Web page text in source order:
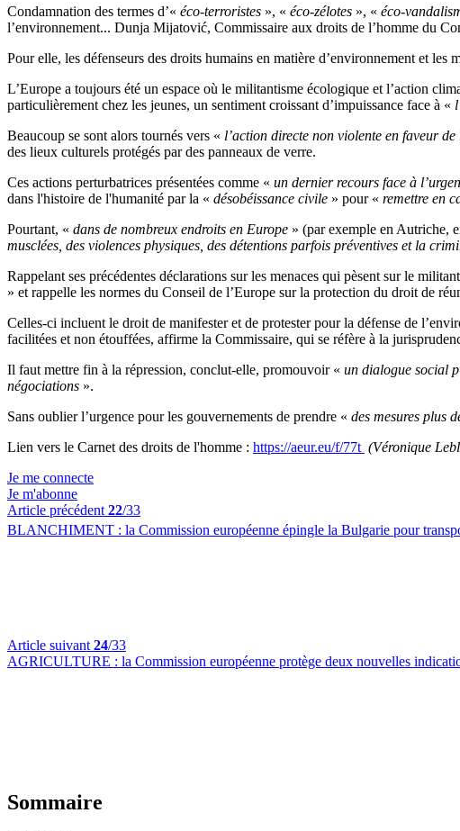
Condamnation des termes d’« éco-terroristes », « éco-zélotes », « éco-
l’environnement... Dunja Mijatović, Commissaire aux droits de l’homme du
Pour elle, les défenseurs des droits humains en matière d’environnement et les
L’Europe a toujours été un espace où le militantisme écologique et l’action
particulièrement chez les jeunes, un sentiment croissant d’impuissance face à «
Beaucoup se sont alors tournés vers « l’action directe non violente en faveur de
des lieux culturels protégés par des panneaux de verre.
Ces actions perturbatrices présentées comme « un dernier recours face à
dans l'histoire de l'humanité par la « désobéissance civile » pour « remettre en
Pourtant, « dans de nombreux endroits en Europe » (par exemple en Autriche,
musclées, des violences physiques, des détentions parfois préventives et la
Rappelant ses précédentes déclarations sur les menaces qui pèsent sur le
» et rappelle les normes du Conseil de l’Europe sur la protection du droit de
Celles-ci incluent le droit de manifester et de protester pour la défense de
facilitées et non étouffées, affirme la Commissaire, qui se réfère à la
Il faut mettre fin à la répression, conclut-elle, promouvoir « un dialogue social
négociations ».
Sans oublier l’urgence pour les gouvernements de prendre « des mesures plus
Lien vers le Carnet des droits de l'homme : https://aeur.eu/f/77t (Véronique
Je me connecte
Je m'abonne
Article précédent 22/33
BLANCHIMENT : la Commission européenne épingle la Bulgarie pour
Article suivant 24/33
AGRICULTURE : la Commission européenne protège deux nouvelles
Sommaire